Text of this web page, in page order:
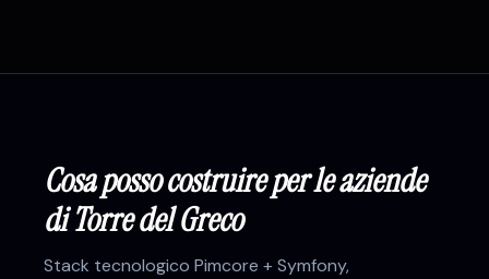
Cosa posso costruire per le aziende
diTorre del Greco
Stack tecnologico Pimcore + Symfony,